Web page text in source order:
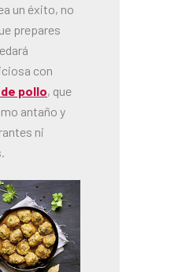
un éxito, no
prepares
con
pollo, que
antaño y
ni